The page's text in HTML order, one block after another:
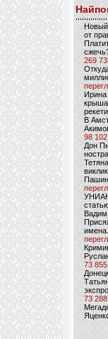
Новый
от
269
Ирина
крыша
В
98 102
Дон
УНИАН
73 855
73 288